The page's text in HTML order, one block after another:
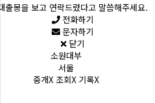
출몽을 보고 연락드렸다고 말씀해주세요.
전화하기
문자하기
닫기
소원대부
서울
중개X 조회X 기록X